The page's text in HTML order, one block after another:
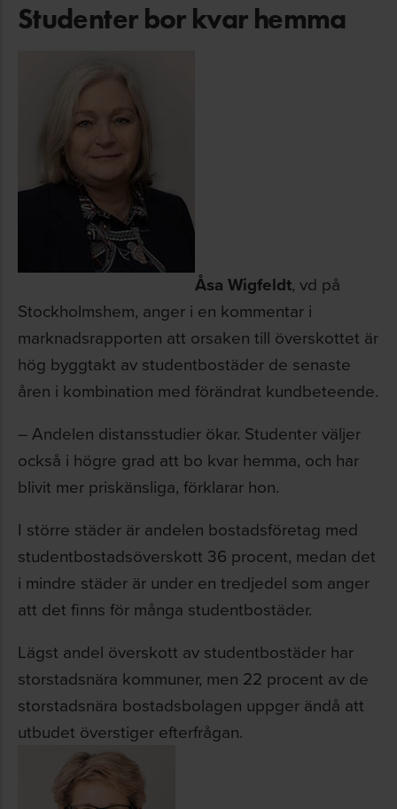
Studenter bor kvar hemma
Åsa Wigfeldt, vd på
Stockholmshem, anger i en kommentar i
marknadsrapporten att orsaken till överskottet är
hög byggtakt av studentbostäder de senaste
åren i kombination med förändrat kundbeteende.
– Andelen distansstudier ökar. Studenter väljer
också i högre grad att bo kvar hemma, och har
blivit mer priskänsliga, förklarar hon.
I större städer är andelen bostadsföretag med
studentbostadsöverskott 36 procent, medan det
i mindre städer är under en tredjedel som anger
att det finns för många studentbostäder.
Lägst andel överskott av studentbostäder har
storstadsnära kommuner, men 22 procent av de
storstadsnära bostadsbolagen uppger ändå att
utbudet överstiger efterfrågan.